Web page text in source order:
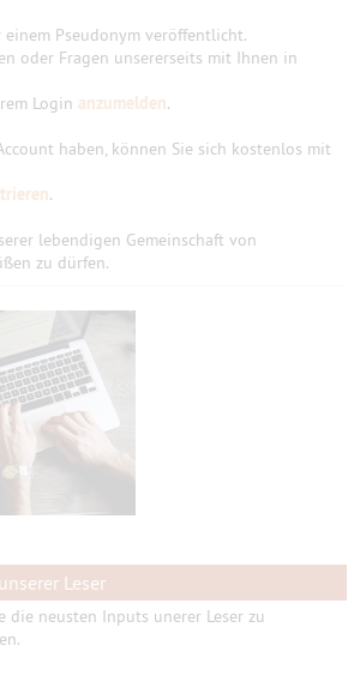
Pseudonym veröffentlicht.
oder Fragen unsererseits mit Ihnen in
Login anzumelden.
haben, können Sie sich kostenlos mit
.
lebendigen Gemeinschaft von
zu dürfen.
Leser
die neusten Inputs unerer Leser zu